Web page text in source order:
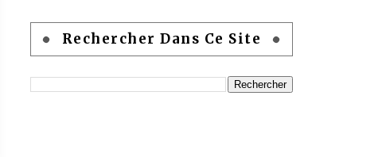
Rechercher Dans Ce Site